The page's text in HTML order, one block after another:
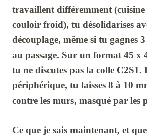
travaillent différemment (cuisine
couloir froid), tu désolidarises
découplage, même si tu gagnes
au passage. Sur un format 45 x
tu ne discutes pas la colle C2S1.
périphérique, tu laisses 8 à 10
contre les murs, masqué par les
Ce que je sais maintenant, et